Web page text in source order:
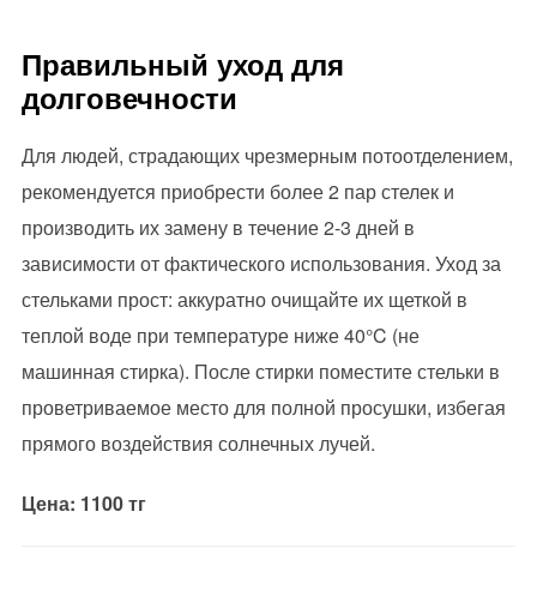
Правильный уход для
долговечности
Для людей, страдающих чрезмерным потоотделением,
рекомендуется приобрести более 2 пар стелек и
производить их замену в течение 2-3 дней в
зависимости от фактического использования. Уход за
стельками прост: аккуратно очищайте их щеткой в
теплой воде при температуре ниже 40°C (не
машинная стирка). После стирки поместите стельки в
проветриваемое место для полной просушки, избегая
прямого воздействия солнечных лучей.
Цена: 1100 тг